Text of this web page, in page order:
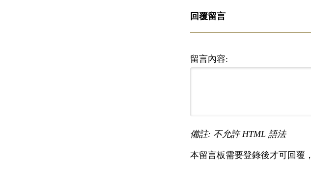
回覆留言
留言內容:
備註: 不允許 HTML 語法
本留言板需要登錄後才可回覆，